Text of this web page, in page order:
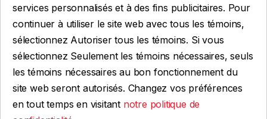
services personnalisés et à des fins publicitaires. Pour
continuer à utiliser le site web avec tous les témoins,
sélectionnez Autoriser tous les témoins. Si vous
sélectionnez Seulement les témoins nécessaires, seuls
les témoins nécessaires au bon fonctionnement du
site web seront autorisés. Changez vos préférences
en tout temps en visitant notre politique de
Financement commercial
Financement personnel
FAIRE UNE DEMANDE